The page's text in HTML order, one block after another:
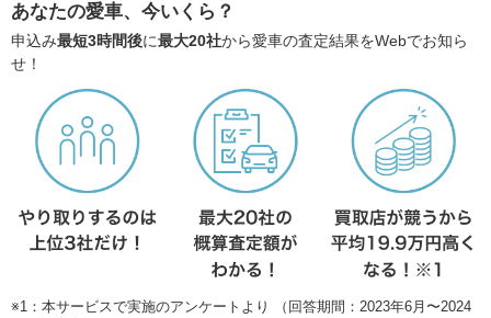
あなたの愛車、今いくら？
申込み最短3時間後に最大20社から愛車の査定結果をWebでお知ら
せ！
※1：本サービスで実施のアンケートより （回答期間：2023年6月〜2024